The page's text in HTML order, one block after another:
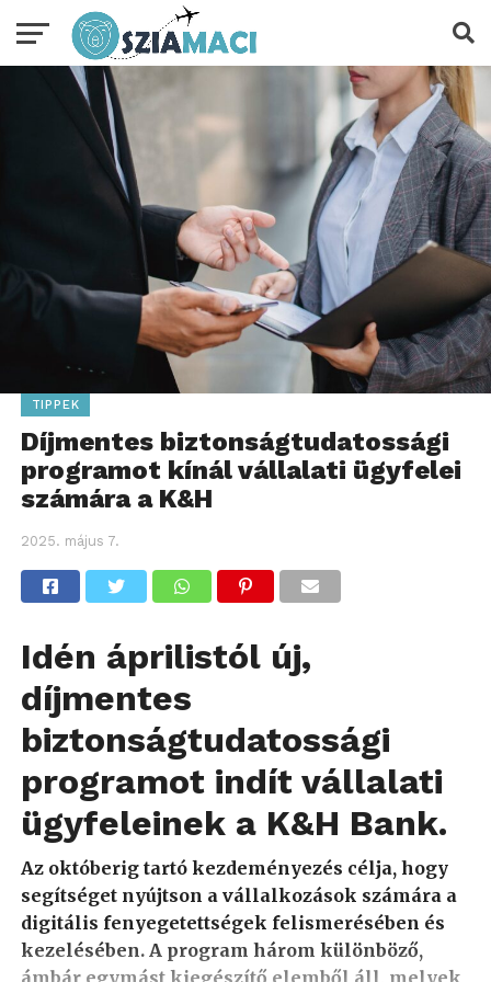
TIPPEK
Díjmentes biztonságtudatossági
programot kínál vállalati ügyfelei
számára a K&H
2025. május 7.
Idén áprilistól új,
díjmentes
biztonságtudatossági
programot indít vállalati
ügyfeleinek a K&H Bank.
Az októberig tartó kezdeményezés célja, hogy
segítséget nyújtson a vállalkozások számára a
digitális fenyegetettségek felismerésében és
kezelésében. A program három különböző,
ámbár egymást kiegészítő elemből áll, melyek